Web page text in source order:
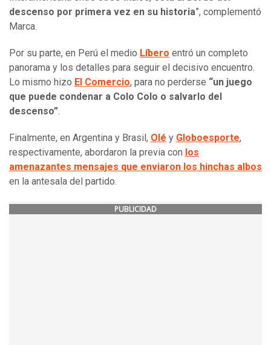
descenso por primera vez en su historia”, complementó
Marca.
Por su parte, en Perú el medio Líbero entró un completo
panorama y los detalles para seguir el decisivo encuentro.
Lo mismo hizo El Comercio, para no perderse “un juego
que puede condenar a Colo Colo o salvarlo del
descenso”.
Finalmente, en Argentina y Brasil, Olé y Globoesporte,
respectivamente, abordaron la previa con los
amenazantes mensajes que enviaron los hinchas albos
en la antesala del partido.
PUBLICIDAD